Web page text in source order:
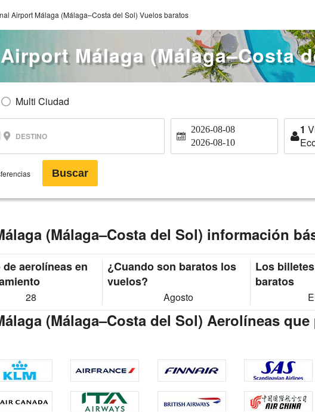
Airport Málaga (Málaga–Costa del Sol) Vuelos baratos
Málaga (Málaga–Costa
Multi Ciudad
DESTINO
2026-08-08
2026-08-10
1
Buscar
(Málaga–Costa del Sol) información
de aerolíneas en
28
¿Cuando son baratos los
vuelos?
Agosto
Los
baratos
(Málaga–Costa del Sol) Aerolíneas que